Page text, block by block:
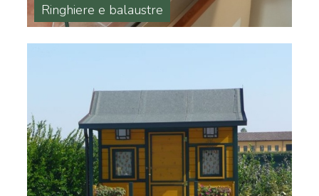
Ringhiere e balaustre